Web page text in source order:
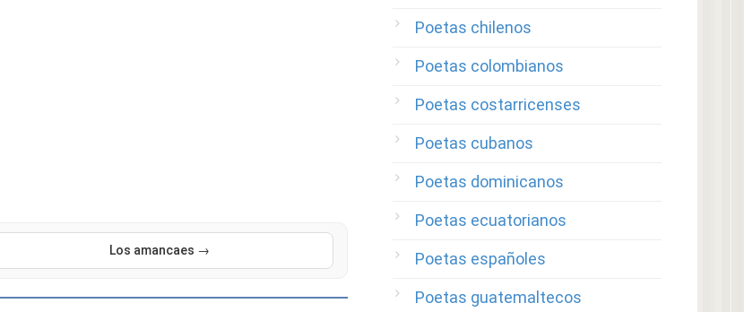
Los amancaes →
Poetas chilenos
Poetas colombianos
Poetas costarricenses
Poetas cubanos
Poetas dominicanos
Poetas ecuatorianos
Poetas españoles
Poetas guatemaltecos